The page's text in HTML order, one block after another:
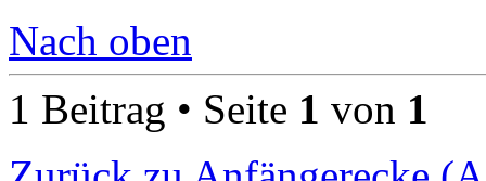
Nach oben
1 Beitrag • Seite 1 von 1